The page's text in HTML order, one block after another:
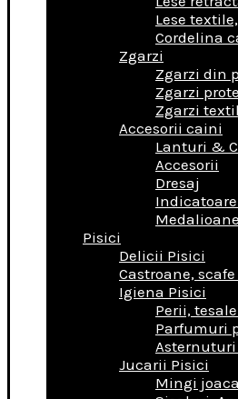
Lese
Cordelina
Zgarzi
Zgarzi din
Zgarzi
Zgarzi
Accesorii caini
Lanturi &
Accesorii
Dresaj
Pisici
Delicii Pisici
Castroane,
Igiena Pisici
Perii,
Parfumuri
Jucarii Pisici
Mingi